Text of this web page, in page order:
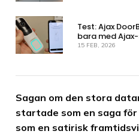
Test: Ajax
bara med
15 FEB, 2026
Sagan om den stora
startade som en saga
som en satirisk